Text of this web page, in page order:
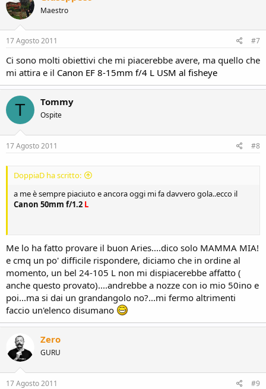
i
o
n
s
Maestro
17 Agosto 2011 #7
Ci sono molti obiettivi che mi piacerebbe avere, ma quello che
mi attira e il Canon EF 8-15mm f/4 L USM al fisheye
T Tommy
Ospite
17 Agosto 2011 #8
DoppiaD ha scritto:
a me è sempre piaciuto e ancora oggi mi fa davvero gola..ecco il
Canon 50mm f/1.2 L
Me lo ha fatto provare il buon Aries....dico solo MAMMA MIA!
e cmq un po' difficile rispondere, diciamo che in ordine al
momento, un bel 24-105 L non mi dispiacerebbe affatto (
anche questo provato)....andrebbe a nozze con io mio 50ino e
poi...ma si dai un grandangolo no?...mi fermo altrimenti
faccio un'elenco disumano
Zero
GURU
17 Agosto 2011 #9